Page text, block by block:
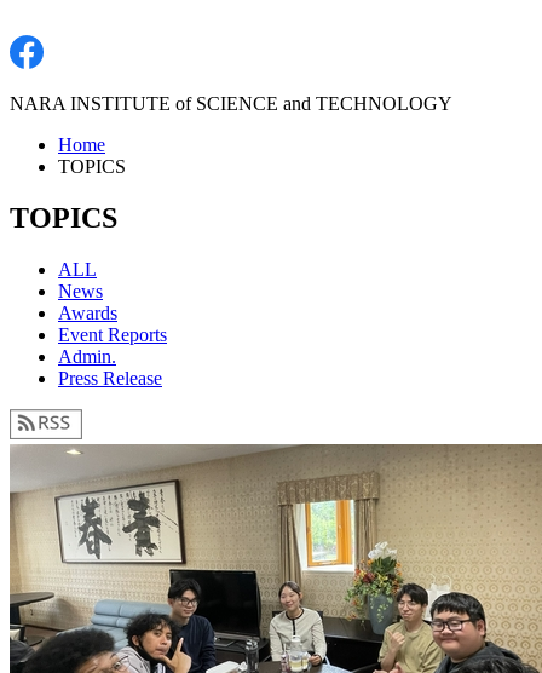
NARA INSTITUTE of SCIENCE and TECHNOLOGY
Home
TOPICS
TOPICS
ALL
News
Awards
Event Reports
Admin.
Press Release